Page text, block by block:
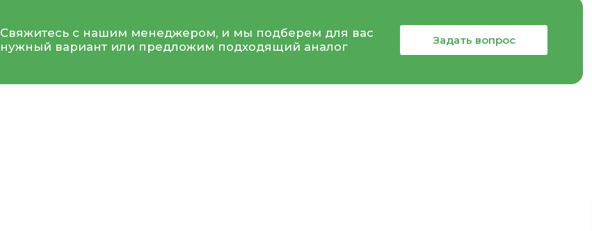
Свяжитесь с нашим менеджером, и мы подберем для вас
нужный вариант или предложим подходящий аналог
Задать вопрос